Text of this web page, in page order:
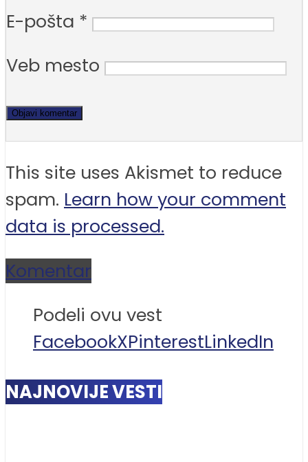
E-pošta *
Veb mesto
This site uses Akismet to reduce
spam. Learn how your comment
data is processed.
Komentar
Podeli ovu vest
FacebookXPinterestLinkedIn
NAJNOVIJE VESTI